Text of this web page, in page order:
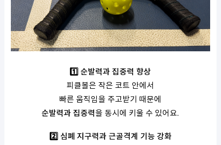
1️⃣ 순발력과 집중력 향상
피클볼은 작은 코트 안에서
빠른 움직임을 주고받기 때문에
순발력과 집중력을 동시에 키울 수 있어요.
2️⃣ 심폐 지구력과 근골격계 기능 강화